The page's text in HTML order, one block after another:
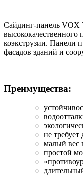
Сайдинг-панель VOX
коэкструзии. Панели
фасадов зданий и
Преимущества:
не требует
малый вес
простой